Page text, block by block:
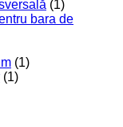
(1)
bara de
(1)
(1)